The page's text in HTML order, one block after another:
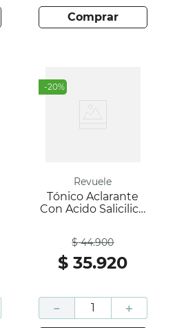
comprar
-20%
Revuele
Tónico Aclarante
Con Acido Salicilico
$ 44.900
$ 35.920
＋
－